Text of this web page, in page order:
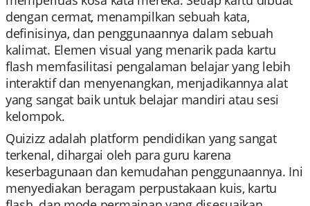
dengan cermat, menampilkan sebuah kata,
definisinya, dan penggunaannya dalam sebuah
kalimat. Elemen visual yang menarik pada kartu
flash memfasilitasi pengalaman belajar yang lebih
interaktif dan menyenangkan, menjadikannya alat
yang sangat baik untuk belajar mandiri atau sesi
kelompok.
Quizizz adalah platform pendidikan yang sangat
terkenal, dihargai oleh para guru karena
keserbagunaan dan kemudahan penggunaannya. Ini
menyediakan beragam perpustakaan kuis, kartu